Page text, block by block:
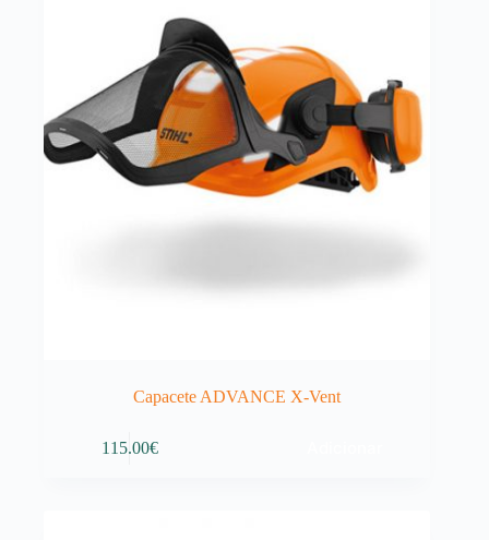
Capacete ADVANCE X-Vent
115.00€